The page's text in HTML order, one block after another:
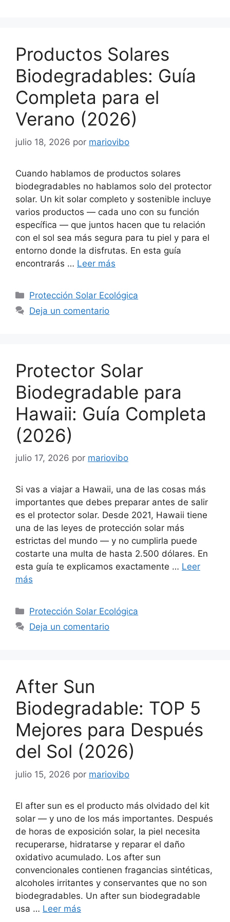
Productos Solares
Biodegradables: Guía
Completa para el
Verano (2026)
julio 18, 2026 por mariovibo
Cuando hablamos de productos solares
biodegradables no hablamos solo del protector
solar. Un kit solar completo y sostenible incluye
varios productos — cada uno con su función
específica — que juntos hacen que tu relación
con el sol sea más segura para tu piel y para el
entorno donde la disfrutas. En esta guía
encontrarás … Leer más
Categorías
Protección Solar Ecológica
Deja un comentario
Protector Solar
Biodegradable para
Hawaii: Guía Completa
(2026)
julio 17, 2026 por mariovibo
Si vas a viajar a Hawaii, una de las cosas más
importantes que debes preparar antes de salir
es el protector solar. Desde 2021, Hawaii tiene
una de las leyes de protección solar más
estrictas del mundo — y no cumplirla puede
costarte una multa de hasta 2.500 dólares. En
esta guía te explicamos exactamente … Leer
más
Categorías
Protección Solar Ecológica
Deja un comentario
After Sun
Biodegradable: TOP 5
Mejores para Después
del Sol (2026)
julio 15, 2026 por mariovibo
El after sun es el producto más olvidado del kit
solar — y uno de los más importantes. Después
de horas de exposición solar, la piel necesita
recuperarse, hidratarse y reparar el daño
oxidativo acumulado. Los after sun
convencionales contienen fragancias sintéticas,
alcoholes irritantes y conservantes que no son
biodegradables. Un after sun biodegradable
usa … Leer más